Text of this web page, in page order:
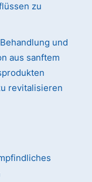
zu
und
aus sanftem
revitalisieren